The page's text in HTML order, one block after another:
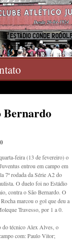
Bernardo
feira (13 de fevereiro) o
entrou em campo em
7ª rodada da Série A2 do
O duelo foi no Estádio
contra o São Bernardo. O
marcou o gol que deu a
Travesso, por 1 a 0.
do técnico Alex Alves, o
com: Paulo Vitor;